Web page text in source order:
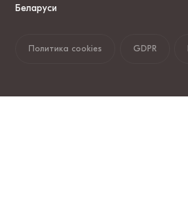
Беларуси
Политика cookies GDPR